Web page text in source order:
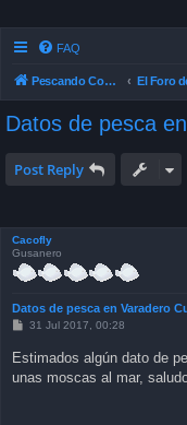
FAQ
Pescando Con Mosca
Datos de pesca
Post Reply
Cacofly
Gusanero
Datos de pesca en Varadero
P
t
31 Jul 2017, 00:28
Estimados algún dato de
unas moscas al mar,